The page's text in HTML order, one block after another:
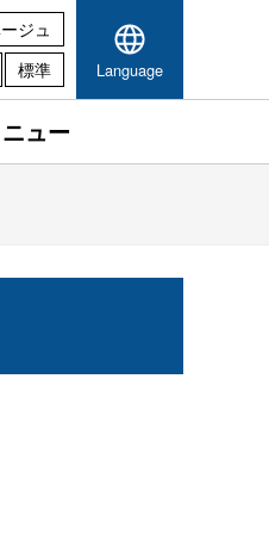
ジュ
標準 Language
ュー